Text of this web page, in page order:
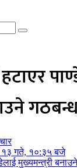
१३ गते, १०:३५ बजे